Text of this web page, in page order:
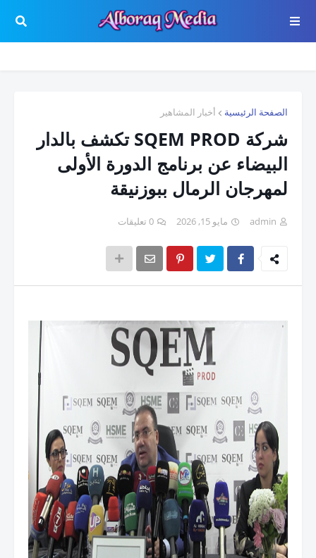
الصفحة الرئيسية أخبار المشاهير
شركة SQEM PROD تكشف بالدار
البيضاء عن برنامج الدورة الأولى
لمهرجان الرمال ببوزنيقة
admin مايو 15, 2026 0 تعليقات